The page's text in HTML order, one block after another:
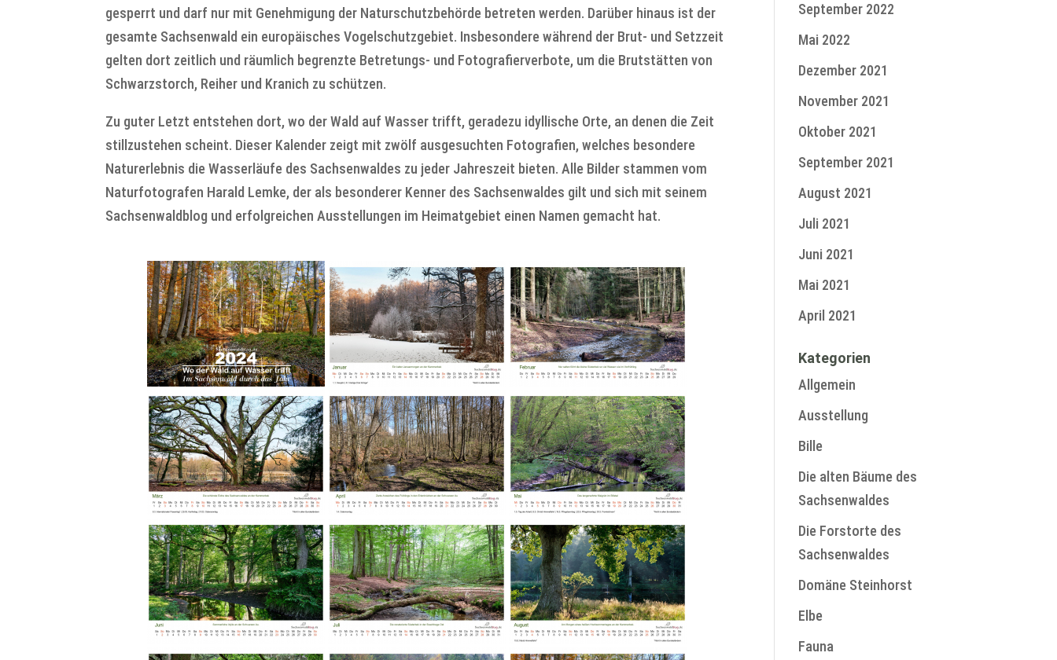
gesperrt und darf nur mit Genehmigung der Naturschutzbehörde betreten werden. Darüber hinaus ist der
gesamte Sachsenwald ein europäisches Vogelschutzgebiet. Insbesondere während der Brut- und Setzzeit
gelten dort zeitlich und räumlich begrenzte Betretungs- und Fotografierverbote, um die Brutstätten von
Schwarzstorch, Reiher und Kranich zu schützen.
Zu guter Letzt entstehen dort, wo der Wald auf Wasser trifft, geradezu idyllische Orte, an denen die Zeit
stillzustehen scheint. Dieser Kalender zeigt mit zwölf ausgesuchten Fotografien, welches besondere
Naturerlebnis die Wasserläufe des Sachsenwaldes zu jeder Jahreszeit bieten. Alle Bilder stammen vom
Naturfotografen Harald Lemke, der als besonderer Kenner des Sachsenwaldes gilt und sich mit seinem
Sachsenwaldblog und erfolgreichen Ausstellungen im Heimatgebiet einen Namen gemacht hat.
September 2022
Mai 2022
Dezember 2021
November 2021
Oktober 2021
September 2021
August 2021
Juli 2021
Juni 2021
Mai 2021
April 2021
Kategorien
Allgemein
Ausstellung
Bille
Die alten Bäume des
Sachsenwaldes
Die Forstorte des
Sachsenwaldes
Domäne Steinhorst
Elbe
Fauna